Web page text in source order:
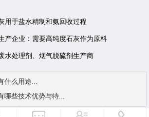
于盐水精制和氨回收过程
企业：需要高纯度石灰作为原料
处理剂、烟气脱硫剂生产商
什么用途...
哪些技术优势与特...